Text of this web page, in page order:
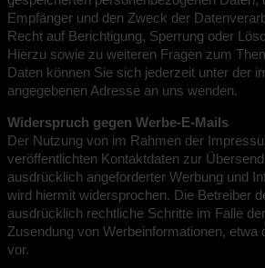
Empfänger und den Zweck der
Recht auf Berichtigung, Sperrung oder
Hierzu sowie zu weiteren Fragen zum
Daten können Sie sich jederzeit unter der
angegebenen Adresse an uns wenden.
Widerspruch gegen Werbe-E-Mails
Der Nutzung von im Rahmen der
veröffentlichten Kontaktdaten zur
ausdrücklich angeforderter Werbung und
wird hiermit widersprochen. Die Betreiber
ausdrücklich rechtliche Schritte im Falle
Zusendung von Werbeinformationen, etwa
vor.